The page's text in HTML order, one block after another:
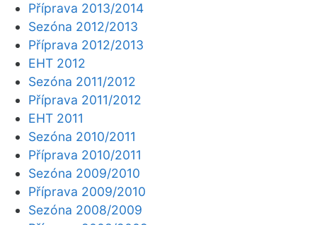
Příprava 2013/2014
Sezóna 2012/2013
Příprava 2012/2013
EHT 2012
Sezóna 2011/2012
Příprava 2011/2012
EHT 2011
Sezóna 2010/2011
Příprava 2010/2011
Sezóna 2009/2010
Příprava 2009/2010
Sezóna 2008/2009